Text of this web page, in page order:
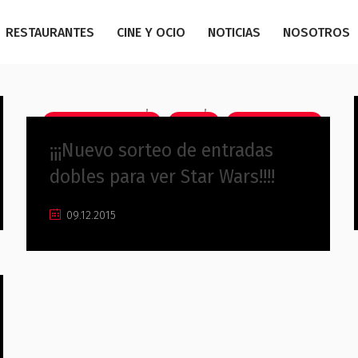
RESTAURANTES CINE Y OCIO NOTICIAS NOSOTROS
, ,
¡¡¡Nuevo sorteo de entradas
dobles para ver Star Wars!!!!
09.12.2015